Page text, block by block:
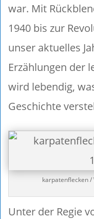
war. Mit
1940 bis zur
unser aktuelles
Erzählungen der
wird lebendig,
Geschichte
karpatenflecken /
Unter der Regie